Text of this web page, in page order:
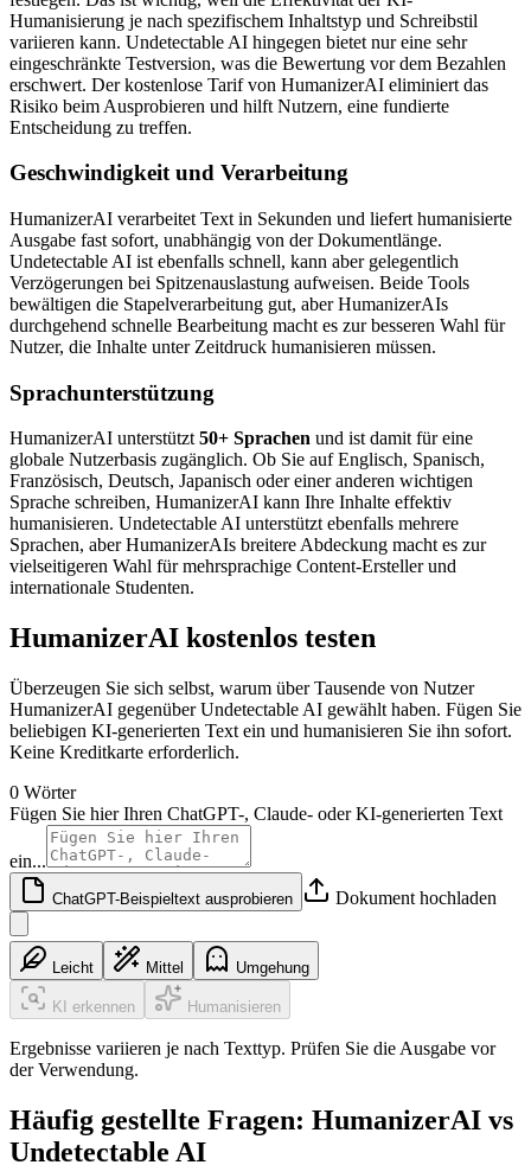
Humanisierung je nach spezifischem Inhaltstyp und Schreibstil
variieren kann. Undetectable AI hingegen bietet nur eine sehr
eingeschränkte Testversion, was die Bewertung vor dem Bezahlen
erschwert. Der kostenlose Tarif von HumanizerAI eliminiert das
Risiko beim Ausprobieren und hilft Nutzern, eine fundierte
Entscheidung zu treffen.
Geschwindigkeit und Verarbeitung
HumanizerAI verarbeitet Text in Sekunden und liefert humanisierte
Ausgabe fast sofort, unabhängig von der Dokumentlänge.
Undetectable AI ist ebenfalls schnell, kann aber gelegentlich
Verzögerungen bei Spitzenauslastung aufweisen. Beide Tools
bewältigen die Stapelverarbeitung gut, aber HumanizerAIs
durchgehend schnelle Bearbeitung macht es zur besseren Wahl für
Nutzer, die Inhalte unter Zeitdruck humanisieren müssen.
Sprachunterstützung
HumanizerAI unterstützt50+ Sprachen und ist damit für eine
globale Nutzerbasis zugänglich. Ob Sie auf Englisch, Spanisch,
Französisch, Deutsch, Japanisch oder einer anderen wichtigen
Sprache schreiben, HumanizerAI kann Ihre Inhalte effektiv
humanisieren. Undetectable AI unterstützt ebenfalls mehrere
Sprachen, aber HumanizerAIs breitere Abdeckung macht es zur
vielseitigeren Wahl für mehrsprachige Content-Ersteller und
internationale Studenten.
HumanizerAI kostenlos testen
Überzeugen Sie sich selbst, warum über Tausende von Nutzer
HumanizerAI gegenüber Undetectable AI gewählt haben. Fügen Sie
beliebigen KI-generierten Text ein und humanisieren Sie ihn sofort.
Keine Kreditkarte erforderlich.
0 Wörter
Fügen Sie hier Ihren ChatGPT-, Claude- oder KI-generierten Text
ein...
ChatGPT-Beispieltext ausprobieren Dokument hochladen
Leicht Mittel Umgehung
KI erkennen Humanisieren
Ergebnisse variieren je nach Texttyp. Prüfen Sie die Ausgabe vor
der Verwendung.
Häufig gestellte Fragen: HumanizerAI vs
Undetectable AI